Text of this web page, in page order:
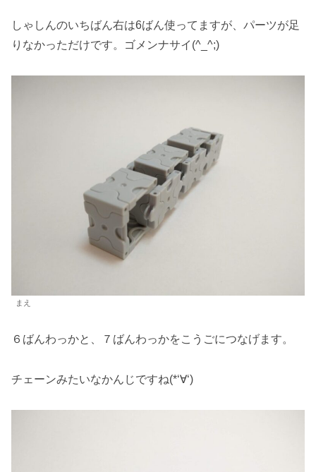
しゃしんのいちばん右は6ばん使ってますが、パーツが足
りなかっただけです。ゴメンナサイ(^_^;)
まえ
６ばんわっかと、７ばんわっかをこうごにつなげます。
チェーンみたいなかんじですね(*‘∀‘)